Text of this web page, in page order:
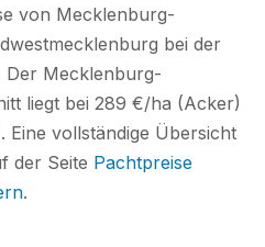
von Mecklenburg-
bei der
Der Mecklenburg-
liegt bei 289 €/ha (Acker)
Eine vollständige Übersicht
der Seite Pachtpreise
.